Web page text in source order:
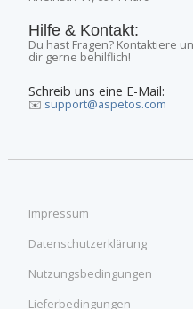
Hilfe & Kontakt:
Du hast Fragen? Kontaktiere
dir gerne behilflich!
Schreib uns eine E-Mail:
✉️ support@aspetos.com
Impressum
Datenschutzerklärung
Nutzungsbedingungen
Lieferbedingungen